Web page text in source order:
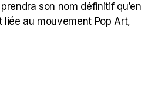
son nom définitif qu’en
liée au mouvement Pop Art,